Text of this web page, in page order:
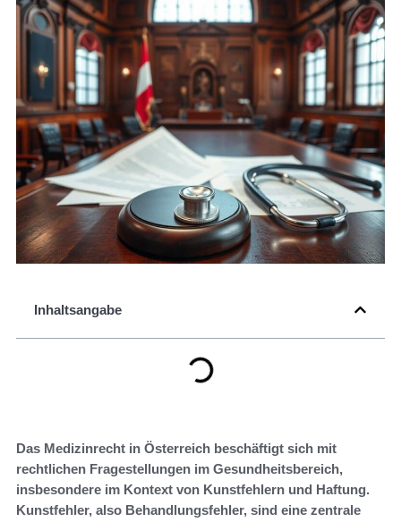
Inhaltsangabe
Das Medizinrecht in Österreich beschäftigt sich mit
rechtlichen Fragestellungen im Gesundheitsbereich,
insbesondere im Kontext von Kunstfehlern und Haftung.
Kunstfehler, also Behandlungsfehler, sind eine zentrale